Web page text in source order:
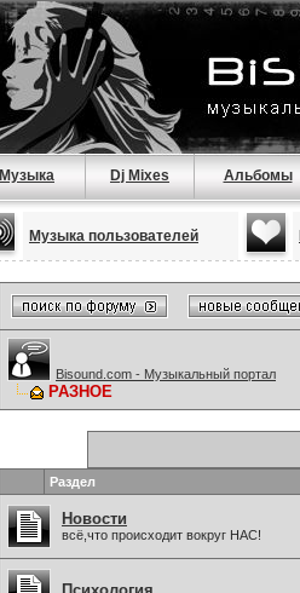
Музыка Dj Mixes Альбомы
Музыка пользователей
Bisound.com - Музыкальный портал
РАЗНОЕ
Раздел
Новости
всё,что происходит вокруг НАС!